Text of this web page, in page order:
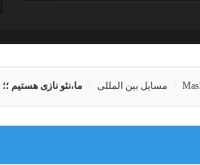
مسایل بین المللی ما،نئو نازی هستیم ؛؛